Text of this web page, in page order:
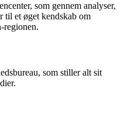
som gennem analyser,
til et øget kendskab om
regionen.
som stiller alt sit